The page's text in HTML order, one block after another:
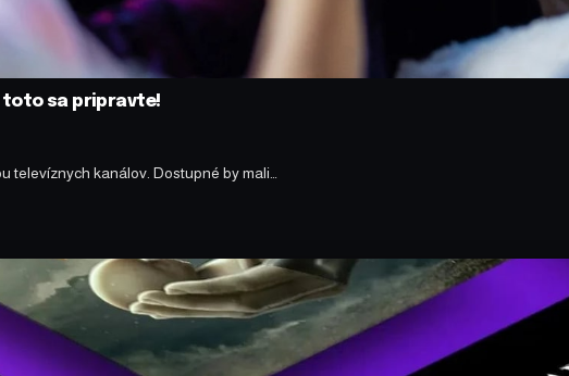
toto sa pripravte!
televíznych kanálov. Dostupné by mali…